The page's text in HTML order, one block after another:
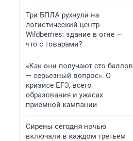
Три БПЛА рухнули на
логистический центр
Wildberries: здание в огне —
что с товарами?
«Как они получают сто баллов
— серьезный вопрос». О
кризисе ЕГЭ, всего
образования и ужасах
приемной кампании
Сирены сегодня ночью
включали в каждом третьем